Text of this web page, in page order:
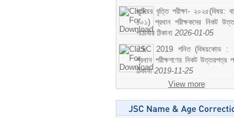
জুনিয়র বৃত্তি পরীক্ষা- ২০২৫(বিষয়:
১০১) প্রধান পরীক্ষকদের নিকট
পাঠাবার ঠিকানা 2026-01-05
JSC 2019 গনিত (বিষয়কোড :
প্রধান পরীক্ষগণের নিকট উত্তরপত্র
ঠিকানা2019-11-25
View more